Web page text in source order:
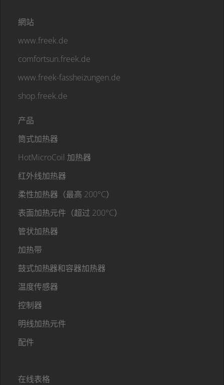
網站
www.freek.de
comfortsun.freek.de
www.freek-fassheizungen.de
shop.freek.de
产品
筒式加热器
HotMicroCoil 加热器
红外线加热器
柔性加热器（最高 200°C）
表面加热元件（超过 200°C）
管状加热器
加热带
鼓式加热器和容器加热器
温度传感器
控制器
明线加热元件
配件
在线表格